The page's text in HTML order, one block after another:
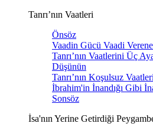
Tanrı’nın Vaatleri
Önsöz
Vaadin Gücü Vaadi Verene
Tanrı’nın Vaatlerini Üç
Düşünün
Tanrı’nın Koşulsuz Vaatleri
İbrahim'in İnandığı Gibi
Sonsöz
İsa'nın Yerine Getirdiği